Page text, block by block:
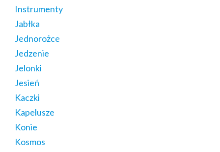
Instrumenty
Jabłka
Jednorożce
Jedzenie
Jelonki
Jesień
Kaczki
Kapelusze
Konie
Kosmos